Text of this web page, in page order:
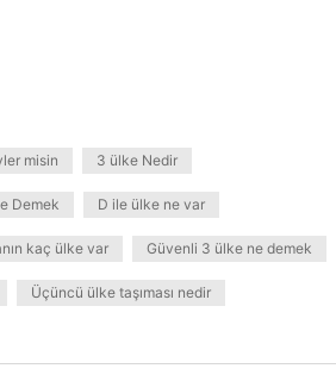
misin 3 ülke Nedir
Demek D ile ülke ne var
kaç ülke var Güvenli 3 ülke ne demek
Üçüncü ülke taşıması nedir